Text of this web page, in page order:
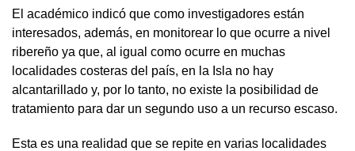
El académico indicó que como investigadores están
interesados, además, en monitorear lo que ocurre a nivel
ribereño ya que, al igual como ocurre en muchas
localidades costeras del país, en la Isla no hay
alcantarillado y, por lo tanto, no existe la posibilidad de
tratamiento para dar un segundo uso a un recurso escaso.
Esta es una realidad que se repite en varias localidades